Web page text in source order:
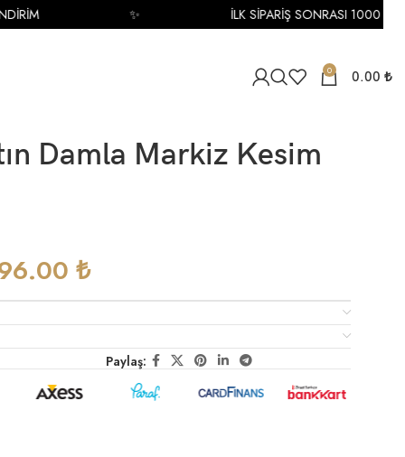
0 0.00 ₺
Damla Markiz Kesim
₺
Paylaş:
İLK SİPARİŞ SONRASI 1000 TL